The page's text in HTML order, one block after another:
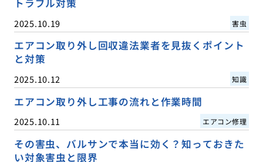
トラブル対策
2025.10.19 害虫
エアコン取り外し回収違法業者を見抜くポイント
と対策
2025.10.12 知識
エアコン取り外し工事の流れと作業時間
2025.10.11 エアコン修理
その害虫、バルサンで本当に効く？知っておきた
い対象害虫と限界